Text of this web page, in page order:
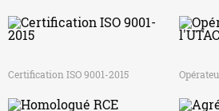
Certification ISO 9001-2015